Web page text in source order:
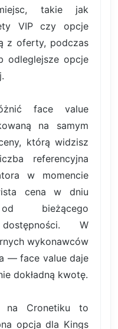
takie jak
VIP czy opcje
z oferty, podczas
odleglejsze opcje
face value
na samym
którą widzisz
referencyjna
w momencie
cena w dniu
bieżącego
W
wykonawców
— face value daje
dokładną kwotę.
na Cronetiku to
opcja dla Kings